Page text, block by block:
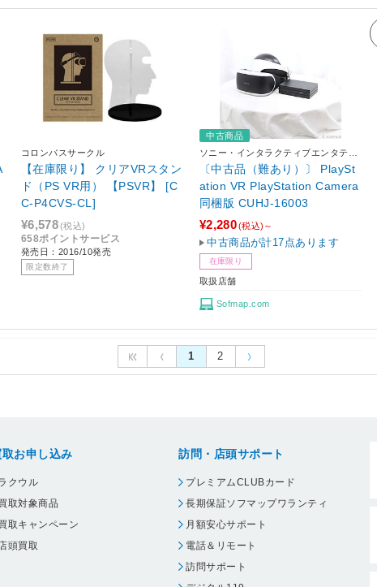
コロンバスサークル
【在庫限り】 クリアVRスタン
ド（PS VR用） 【PSVR】 [C
C-P4CVS-CL]
¥6,578(税込)
658ポイントサービス
発売日：2016/10発売
限定数終了
中古商品
ソニー・インタラクティブエンタテイ
ンメント
〔中古品（難あり）〕 PlaySt
ation VR PlayStation Camera
同梱版 CUHJ-16003
¥2,280(税込)～
中古商品が計17点あります
在庫限り
取扱店舗
Sofmap.com
1 2
取お申し込み
クウル
取対象商品
取キャンペーン
頭買取
訪問・店頭サポート
プレミアムCLUBカード
長期保証ソフマップワランティ
月額安心サポート
電話＆リモート
訪問サポート